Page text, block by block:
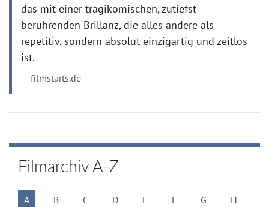
das mit einer tragikomischen, zutiefst
berührenden Brillanz, die alles andere als
repetitiv, sondern absolut einzigartig und zeitlos
ist.
filmstarts.de
Filmarchiv A-Z
A B C D E F G
H